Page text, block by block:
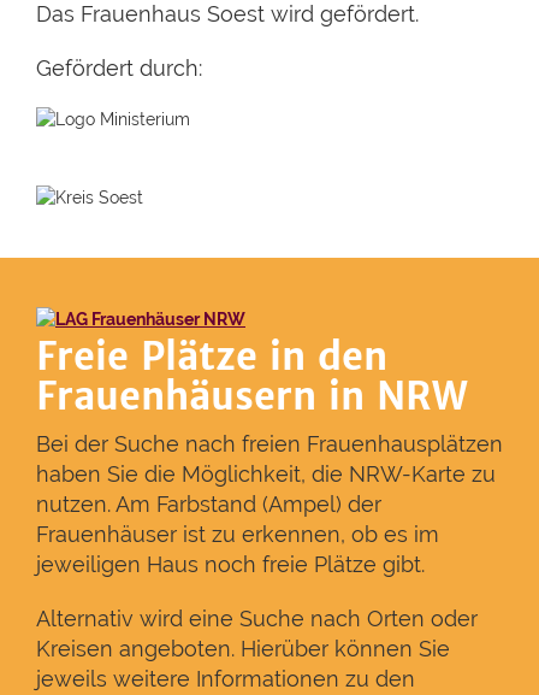
Das Frauenhaus Soest wird gefördert.
Gefördert durch:
Freie Plätze in den
Frauenhäusern in NRW
Bei der Suche nach freien Frauenhausplätzen
haben Sie die Möglichkeit, die NRW-Karte zu
nutzen. Am Farbstand (Ampel) der
Frauenhäuser ist zu erkennen, ob es im
jeweiligen Haus noch freie Plätze gibt.
Alternativ wird eine Suche nach Orten oder
Kreisen angeboten. Hierüber können Sie
jeweils weitere Informationen zu den